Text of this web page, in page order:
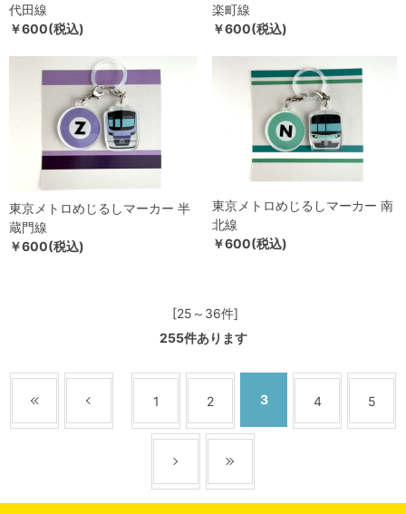
代田線
￥600(税込)
楽町線
￥600(税込)
東京メトロめじるしマーカー 半
蔵門線
￥600(税込)
東京メトロめじるしマーカー 南
北線
￥600(税込)
[25～36件]
255件あります
1 2 3 4 5